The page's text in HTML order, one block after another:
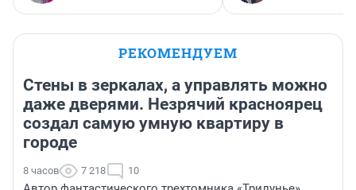
РЕКОМЕНДУЕМ
Стены в зеркалах, а управлять можно
даже дверями. Незрячий красноярец
создал самую умную квартиру в
городе
8 часов 7 218 10